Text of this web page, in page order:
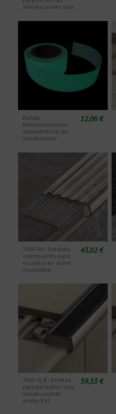
antideslizante inox
Banda
fotoluminiscente
autoadhesiva de
señalización
12,06 €
TREP-EK - Peldaño
sobrepuesto para
escalera en acero
inoxidable
43,02 €
TREP-G-B - Perfiles
para peldaños inox
antideslizante
ancho R11
59,53 €